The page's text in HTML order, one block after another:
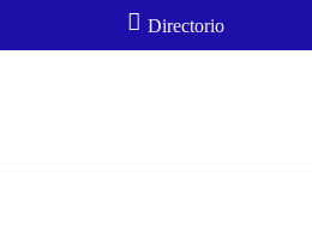
Directorio